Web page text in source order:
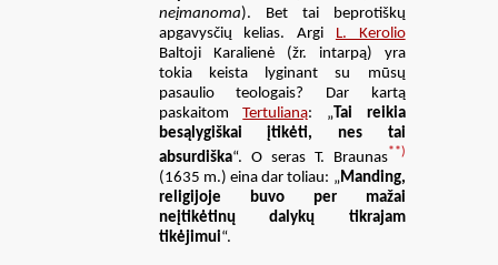
neįmanoma). Bet tai beprotiškų
apgavysčių kelias. Argi
L. Kerolio
Baltoji Karalienė (žr. intarpą) yra
tokia keista lyginant su mūsų
pasaulio teologais? Dar kartą
paskaitomTertulianą: „Tai reikia
besąlygiškai įtikėti, nes tai
absurdiška“. O seras T. Braunas**)
(1635 m.) eina dar toliau: „Manding,
religijoje buvo per mažai
neįtikėtinų dalykų tikrajam
tikėjimui“.